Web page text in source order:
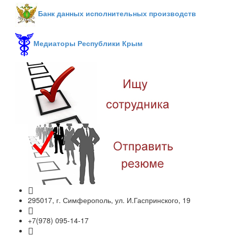
Банк данных исполнительных производств
Медиаторы Республики Крым
295017, г. Симферополь, ул. И.Гаспринского, 19
+7(978) 095-14-17